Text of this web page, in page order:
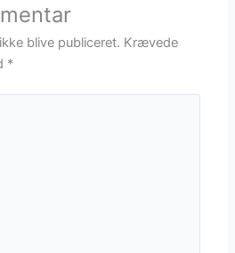
blive publiceret. Krævede
*